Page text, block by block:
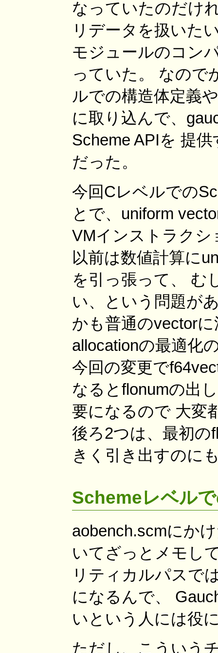
なっていたのだけ
リデータを扱いた
モジュールのコン
っていた。 なので
ルでの構造体定義
に取り込んで、
Scheme APIを 提
だった。
今回Cレベルでの
とで、uniform
VMインストラク
以前は数値計算に
を引っ張って、 む
い、という問題が
かも普通のvector
allocationの最適化
今回の変更で
なるとflonumの出
要になるので 大変
後ろ2つは、最初の
きく引き出すのに
Schemeレベル
aobench.scmにか
いてざっとメモし
リティカルパスで
になるんで、
いという人には役
ただし、こういう